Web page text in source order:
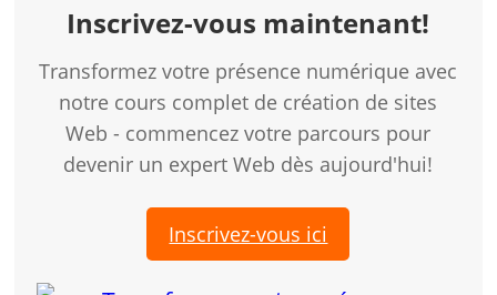
Inscrivez-vous maintenant!
Transformez votre présence numérique avec
notre cours complet de création de sites
Web - commencez votre parcours pour
devenir un expert Web dès aujourd'hui!
Inscrivez-vous ici